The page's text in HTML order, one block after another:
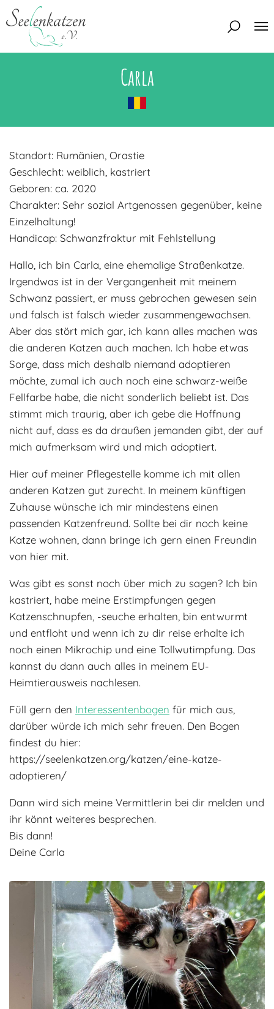
Mitglied werden
Katzen
Eine Katze adoptieren
Interessentenbogen
Zuhause gesucht
Zuhause gefunden
Regenbogenbrücke
Adoptantenberichte
Infos rund um die Katze
Deine Hilfe
Kontakt
Interessentenbogen
Kontaktformular
FAQ
Blog
Carla
Standort: Rumänien, Orastie
Geschlecht: weiblich, kastriert
Geboren: ca. 2020
Charakter: Sehr sozial Artgenossen gegenüber, keine
Einzelhaltung!
Handicap: Schwanzfraktur mit Fehlstellung
Hallo, ich bin Carla, eine ehemalige Straßenkatze.
Irgendwas ist in der Vergangenheit mit meinem
Schwanz passiert, er muss gebrochen gewesen sein
und falsch ist falsch wieder zusammengewachsen.
Aber das stört mich gar, ich kann alles machen was
die anderen Katzen auch machen. Ich habe etwas
Sorge, dass mich deshalb niemand adoptieren
möchte, zumal ich auch noch eine schwarz-weiße
Fellfarbe habe, die nicht sonderlich beliebt ist. Das
stimmt mich traurig, aber ich gebe die Hoffnung
nicht auf, dass es da draußen jemanden gibt, der auf
mich aufmerksam wird und mich adoptiert.
Hier auf meiner Pflegestelle komme ich mit allen
anderen Katzen gut zurecht. In meinem künftigen
Zuhause wünsche ich mir mindestens einen
passenden Katzenfreund. Sollte bei dir noch keine
Katze wohnen, dann bringe ich gern einen Freundin
von hier mit.
Was gibt es sonst noch über mich zu sagen? Ich bin
kastriert, habe meine Erstimpfungen gegen
Katzenschnupfen, -seuche erhalten, bin entwurmt
und entfloht und wenn ich zu dir reise erhalte ich
noch einen Mikrochip und eine Tollwutimpfung. Das
kannst du dann auch alles in meinem EU-
Heimtierausweis nachlesen.
Füll gern den Interessentenbogen für mich aus,
darüber würde ich mich sehr freuen. Den Bogen
findest du hier:
https://seelenkatzen.org/katzen/eine-katze-
adoptieren/
Dann wird sich meine Vermittlerin bei dir melden und
ihr könnt weiteres besprechen.
Bis dann!
Deine Carla